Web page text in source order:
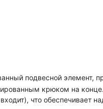
подвесной элемент,
крюком на
что обеспечивает